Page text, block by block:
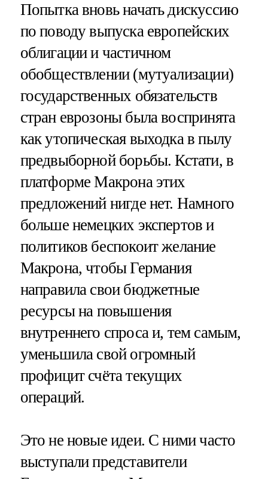
Попытка вновь начать дискуссию
по поводу выпуска европейских
облигации и частичном
обобществлении (мутуализации)
государственных обязательств
стран еврозоны была воспринята
как утопическая выходка в пылу
предвыборной борьбы. Кстати, в
платформе Макрона этих
предложений нигде нет. Намного
больше немецких экспертов и
политиков беспокоит желание
Макрона, чтобы Германия
направила свои бюджетные
ресурсы на повышения
внутреннего спроса и, тем самым,
уменьшила свой огромный
профицит счёта текущих
операций.
Это не новые идеи. С ними часто
выступали представители